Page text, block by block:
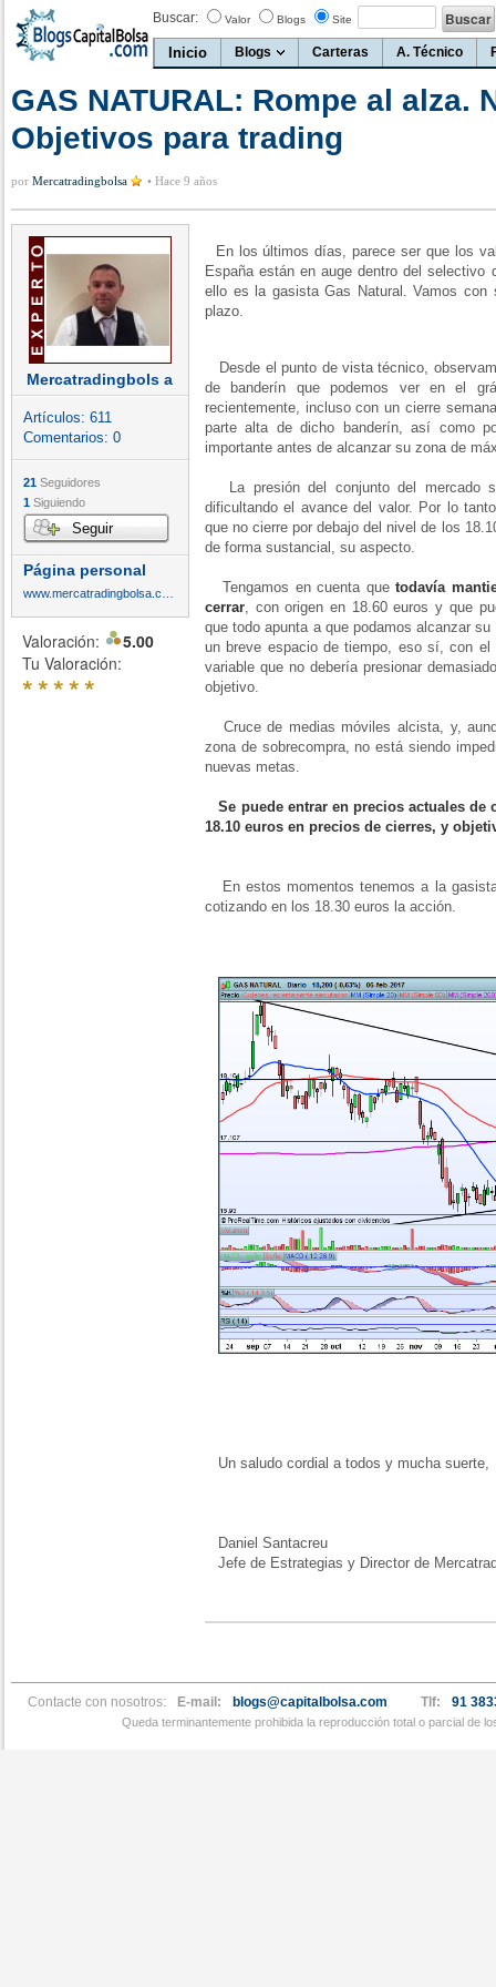
Buscar: Valor Blogs Site
Inicio Blogs Carteras A. Técnico
GAS NATURAL: Rompe al alza.
Objetivos para trading
por Mercatradingbolsa • Hace 9 años
Mercatradingbols a
Artículos: 611
Comentarios: 0
21 Seguidores
1 Siguiendo
Seguir
Página personal
Valoración:
5.00
Tu Valoración:
*****
En los últimos días, parece ser que los
España están en auge dentro del selectivo
ello es la gasista Gas Natural. Vamos con
plazo.
Desde el punto de vista técnico,
de banderín que podemos ver en el
recientemente, incluso con un cierre
parte alta de dicho banderín, así como
importante antes de alcanzar su zona de
La presión del conjunto del mercado
dificultando el avance del valor. Por lo
que no cierre por debajo del nivel de los
de forma sustancial, su aspecto.
Tengamos en cuenta quetodavía
cerrar, con origen en 18.60 euros y que
que todo apunta a que podamos alcanzar
un breve espacio de tiempo, eso sí, con el
variable que no debería presionar
objetivo.
Cruce de medias móviles alcista, y,
zona de sobrecompra, no está siendo
nuevas metas.
Se puede entrar en precios actuales
18.10 euros en precios de cierres, y
En estos momentos tenemos a la
cotizando en los 18.30 euros la acción.
Un saludo cordial a todos y mucha suerte,
Daniel Santacreu
Jefe de Estrategias y Director de
Contacte con nosotros: E-mail: blogs@capitalbolsa.com Tlf: 91
Queda terminantemente prohibida la reproducción total o parcial de